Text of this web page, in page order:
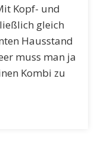
Kopf- und
gleich
Hausstand
muss man ja
Kombi zu